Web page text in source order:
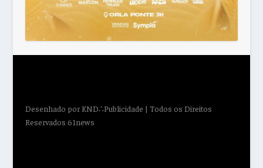
Desenhado porKND∴Publicidade | Todos os Direitos
Reservados 61news